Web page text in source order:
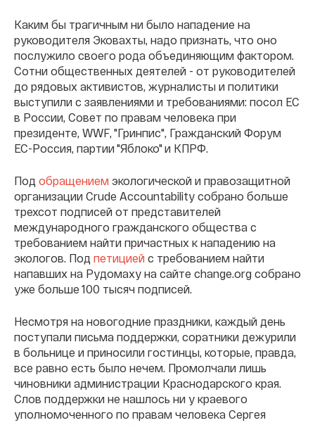
Каким бы трагичным ни было нападение на
руководителя Эковахты, надо признать, что оно
послужило своего рода объединяющим фактором.
Сотни общественных деятелей - от руководителей
до рядовых активистов, журналисты и политики
выступили с заявлениями и требованиями: посол ЕС
в России, Совет по правам человека при
президенте, WWF, "Гринпис", Гражданский Форум
ЕС-Россия, партии "Яблоко" и КПРФ.
Под обращением экологической и правозащитной
организации Crude Accountability собрано больше
трехсот подписей от представителей
международного гражданского общества с
требованием найти причастных к нападению на
экологов. Под петицией с требованием найти
напавших на Рудомаху на сайте change.org собрано
уже больше 100 тысяч подписей.
Несмотря на новогодние праздники, каждый день
поступали письма поддержки, соратники дежурили
в больнице и приносили гостинцы, которые, правда,
все равно есть было нечем. Промолчали лишь
чиновники администрации Краснодарского края.
Слов поддержки не нашлось ни у краевого
уполномоченного по правам человека Сергея